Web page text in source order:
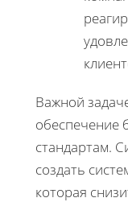
Важной
обеспечение
стандартам.
создать
которая